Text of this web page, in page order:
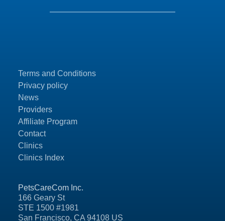
PetsCareCom Inc.
166 Geary St
STE 1500 #1981
San Francisco, CA 94108 US
Terms and Conditions
Privacy policy
News
Providers
Affiliate Program
Contact
Clinics
Clinics Index